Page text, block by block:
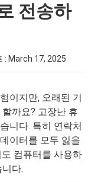
전송하
: March 17, 2025
이지만, 오래된 기
까요? 고장난 휴
니다. 특히 연락처
이터를 모두 잃을
컴퓨터를 사용하
다.